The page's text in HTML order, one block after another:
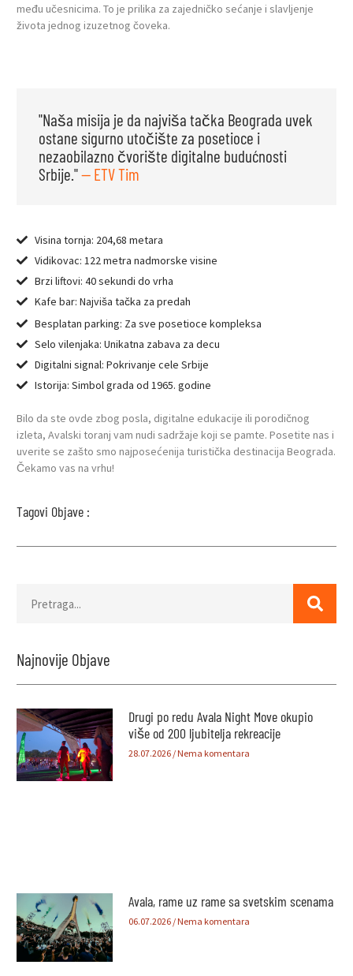
među učesnicima. To je prilika za zajedničko sećanje i slavljenje
života jednog izuzetnog čoveka.
"Naša misija je da najviša tačka Beograda uvek
ostane sigurno utočište za posetioce i
nezaobilazno čvorište digitalne budućnosti
Srbije."— ETV Tim
Visina tornja: 204,68 metara
Vidikovac: 122 metra nadmorske visine
Brzi liftovi: 40 sekundi do vrha
Kafe bar: Najviša tačka za predah
Besplatan parking: Za sve posetioce kompleksa
Selo vilenjaka: Unikatna zabava za decu
Digitalni signal: Pokrivanje cele Srbije
Istorija: Simbol grada od 1965. godine
Bilo da ste ovde zbog posla, digitalne edukacije ili porodičnog
izleta, Avalski toranj vam nudi sadržaje koji se pamte. Posetite nas i
uverite se zašto smo najposećenija turistička destinacija Beograda.
Čekamo vas na vrhu!
Tagovi Objave :
Najnovije Objave
Drugi po redu Avala Night Move okupio
više od 200 ljubitelja rekreacije
28.07.2026 Nema komentara
Avala, rame uz rame sa svetskim scenama
06.07.2026 Nema komentara